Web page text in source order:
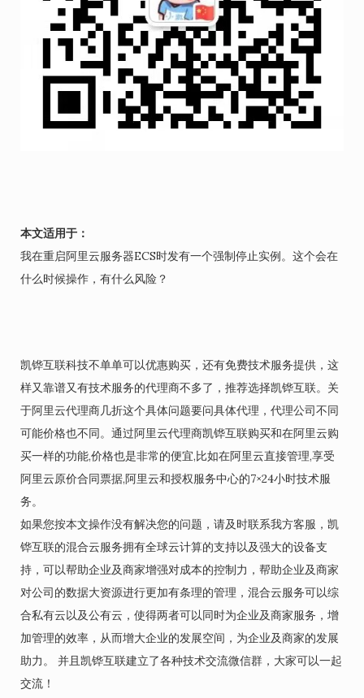
本文适用于：
我在重启阿里云服务器ECS时发有一个强制停止实例。这个会在
什么时候操作，有什么风险？
凯铧互联科技不单单可以优惠购买，还有免费技术服务提供，这
样又靠谱又有技术服务的代理商不多了，推荐选择凯铧互联。关
于阿里云代理商几折这个具体问题要问具体代理，代理公司不同
可能价格也不同。通过阿里云代理商凯铧互联购买和在阿里云购
买一样的功能,价格也是非常的便宜,比如在阿里云直接管理,享受
阿里云原价合同票据,阿里云和授权服务中心的7×24小时技术服
务。
如果您按本文操作没有解决您的问题，请及时联系我方客服，凯
铧互联的混合云服务拥有全球云计算的支持以及强大的设备支
持，可以帮助企业及商家增强对成本的控制力，帮助企业及商家
对公司的数据大资源进行更加有条理的管理，混合云服务可以综
合私有云以及公有云，使得两者可以同时为企业及商家服务，增
加管理的效率，从而增大企业的发展空间，为企业及商家的发展
助力。 并且凯铧互联建立了各种技术交流微信群，大家可以一起
交流！